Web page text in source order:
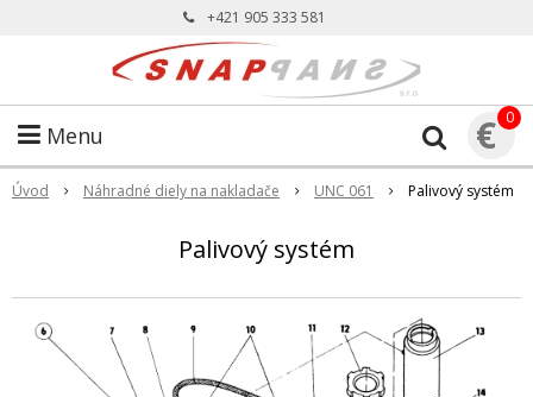
+421 905 333 581
Menu € 0
Úvod Náhradné diely na nakladače UNC 061 Palivový systém
Palivový systém